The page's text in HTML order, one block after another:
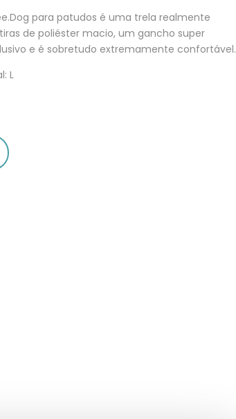
para patudos é uma trela realmente
de poliéster macio, um gancho super
e é sobretudo extremamente confortável.
L